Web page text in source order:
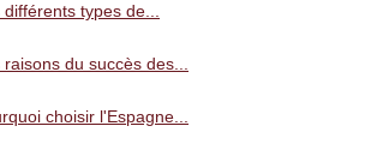
différents types de...
raisons du succès des...
choisir l'Espagne...